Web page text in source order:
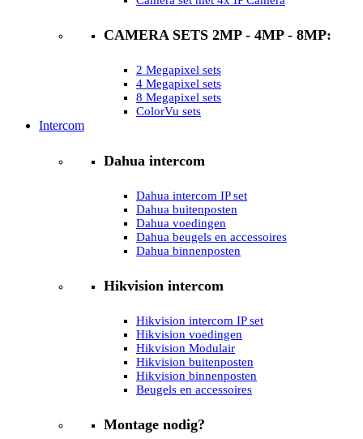
CAMERA SETS 2MP - 4MP - 8MP:
2 Megapixel sets
4 Megapixel sets
8 Megapixel sets
ColorVu sets
Intercom
Dahua intercom
Dahua intercom IP set
Dahua buitenposten
Dahua voedingen
Dahua beugels en accessoires
Dahua binnenposten
Hikvision intercom
Hikvision intercom IP set
Hikvision voedingen
Hikvision Modulair
Hikvision buitenposten
Hikvision binnenposten
Beugels en accessoires
Montage nodig?